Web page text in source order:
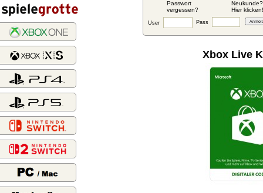
Passwort
vergessen?
Neukunde?
Hier klicken!
User Pass
Xbox Live